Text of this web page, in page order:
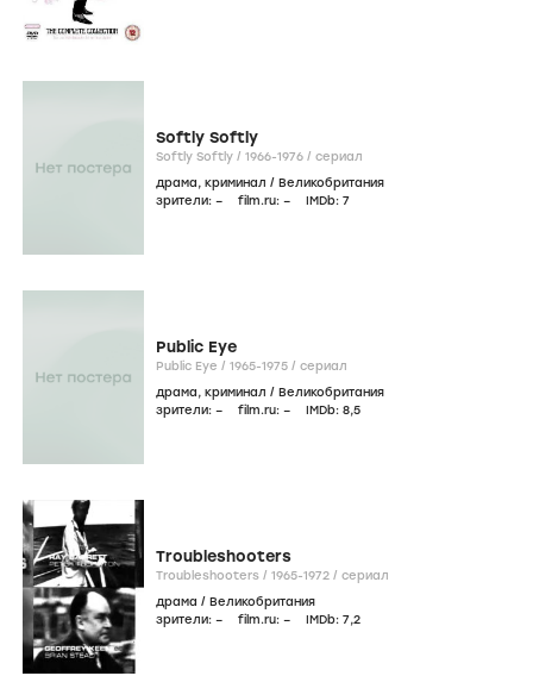
Softly Softly
Softly Softly / 1966-1976 / сериал
драма, криминал / Великобритания
зрители: – film.ru: – IMDb: 7
Public Eye
Public Eye / 1965-1975 / сериал
драма, криминал / Великобритания
зрители: – film.ru: – IMDb: 8,5
Troubleshooters
Troubleshooters / 1965-1972 / сериал
драма / Великобритания
зрители: – film.ru: – IMDb: 7,2